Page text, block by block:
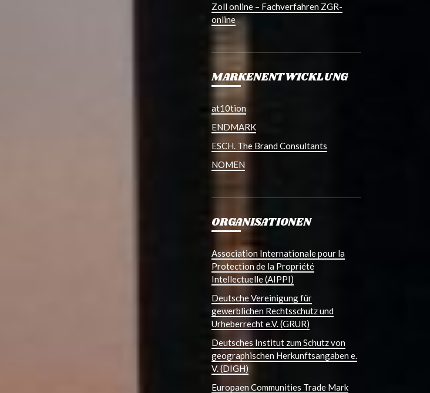
Zoll online – Fachverfahren ZGR-
online
MARKENENTWICKLUNG
at10tion
ENDMARK
ESCH. The Brand Consultants
NOMEN
ORGANISATIONEN
Association Internationale pour la
Protection de la Propriété
Intellectuelle (AIPPI)
Deutsche Vereinigung für
gewerblichen Rechtsschutz und
Urheberrecht e.V. (GRUR)
Deutsches Institut zum Schutz von
geographischen Herkunftsangaben e.
V. (DIGH)
Europaen Communities Trade Mark